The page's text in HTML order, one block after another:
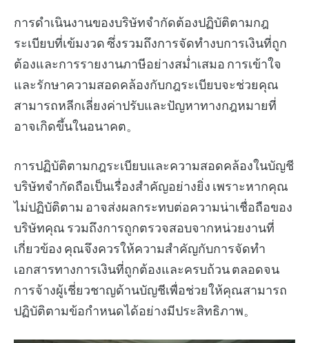
การดำเนินงานของบริษัทจำกัดต้องปฏิบัติตามกฎ
ระเบียบที่เข้มงวด ซึ่งรวมถึงการจัดทำงบการเงินที่ถูก
ต้องและการรายงานภาษีอย่างสม่ำเสมอ การเข้าใจ
และรักษาความสอดคล้องกับกฎระเบียบจะช่วยคุณ
สามารถหลีกเลี่ยงค่าปรับและปัญหาทางกฎหมายที่
อาจเกิดขึ้นในอนาคต。
การปฏิบัติตามกฎระเบียบและความสอดคล้องในบัญชี
บริษัทจำกัดถือเป็นเรื่องสำคัญอย่างยิ่ง เพราะหากคุณ
ไม่ปฏิบัติตาม อาจส่งผลกระทบต่อความน่าเชื่อถือของ
บริษัทคุณ รวมถึงการถูกตรวจสอบจากหน่วยงานที่
เกี่ยวข้อง คุณจึงควรให้ความสำคัญกับการจัดทำ
เอกสารทางการเงินที่ถูกต้องและครบถ้วน ตลอดจน
การจ้างผู้เชี่ยวชาญด้านบัญชีเพื่อช่วยให้คุณสามารถ
ปฏิบัติตามข้อกำหนดได้อย่างมีประสิทธิภาพ。